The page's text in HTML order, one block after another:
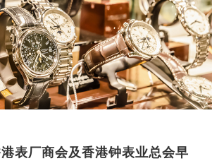
表厂商会及香港钟表业总会早